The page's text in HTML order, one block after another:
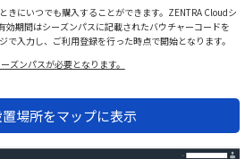
きにいつでも購入することができます。ZENTRA Cloudシ
効期間はシーズンパスに記載されたバウチャーコードを
で入力し、ご利用登録を行った時点で開始となります。
ズンパスが必要となります。
場所をマップに表示